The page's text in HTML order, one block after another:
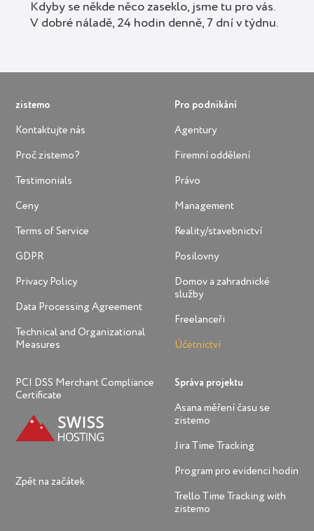
Kdyby se někde něco zaseklo, jsme tu pro vás.
V dobré náladě, 24 hodin denně, 7 dní v týdnu.
zistemo
Kontaktujte nás
Proč zistemo?
Testimonials
Ceny
Terms of Service
GDPR
Privacy Policy
Data Processing Agreement
Technical and Organizational
Measures
PCI DSS Merchant Compliance
Certificate
Zpět na začátek
Pro podnikání
Agentury
Firemní oddělení
Právo
Management
Reality/stavebnictví
Posilovny
Domov a zahradnické
služby
Freelanceři
Účetnictví
Správa projektu
Asana měření času se
zistemo
Jira Time Tracking
Program pro evidenci hodin
Trello Time Tracking with
zistemo